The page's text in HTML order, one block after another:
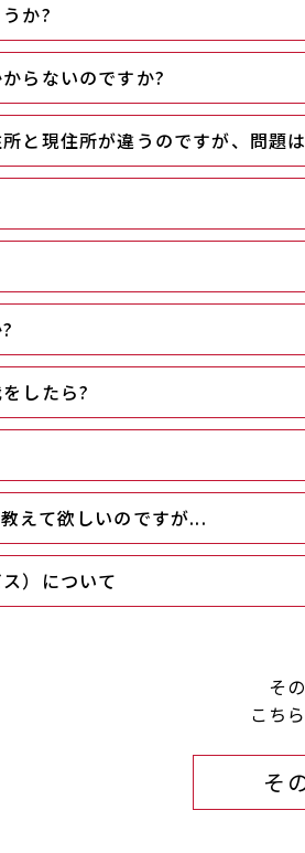
か?
らないのですか?
と現住所が違うのですが、問題
したら?
えて欲しいのですが...
）について
そ
こち
そ